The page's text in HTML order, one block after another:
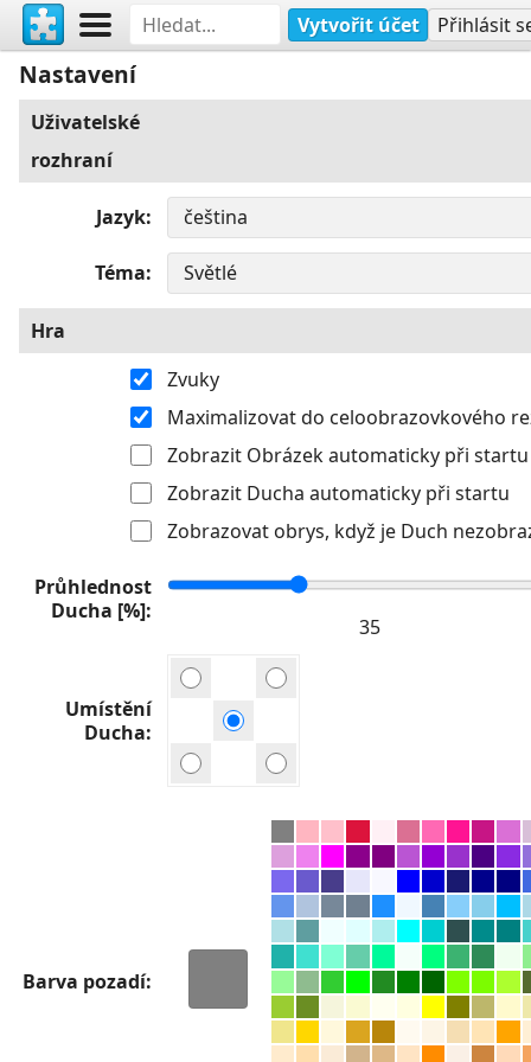
Vytvořit účet Přihlásit
Nastavení
Uživatelské
rozhraní
Jazyk
Téma
Hra
Zvuky
Maximalizovat do celoobrazovkového
Zobrazit Obrázek automaticky při startu
Zobrazit Ducha automaticky při startu
Zobrazovat obrys, když je Duch
Průhlednost
Ducha [%]
Umístění
Ducha
Barva pozadí